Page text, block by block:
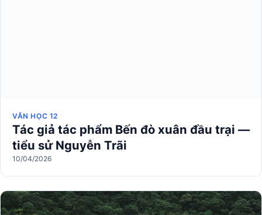
VĂN HỌC 12
Tác giả tác phẩm Bến đò xuân đầu trại —
tiểu sử Nguyễn Trãi
10/04/2026